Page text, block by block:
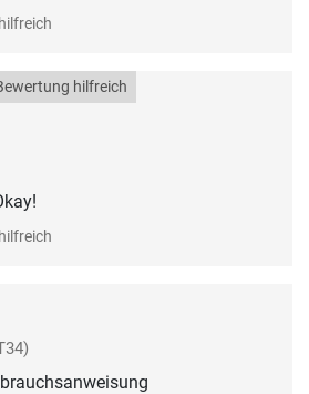
hilfreich